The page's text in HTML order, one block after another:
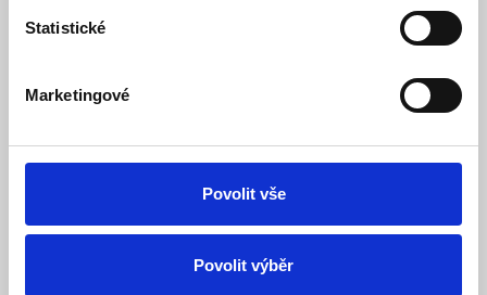
Statistické
Marketingové
Povolit vše
Povolit výběr
Ovladač pro LED pásky 4v1, RF DO, 4 zónový